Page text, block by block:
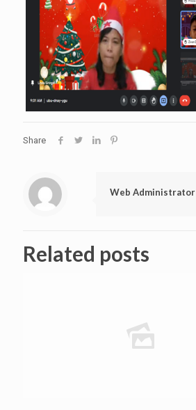
Share
Web Administrator
Related posts